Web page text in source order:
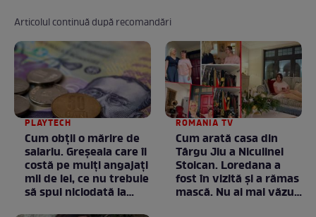
Articolul continuă după recomandări
PLAYTECH
Cum obții o mărire de
salariu. Greșeala care îi
costă pe mulți angajați
mii de lei, ce nu trebuie
să spui niciodată la
ROMANIA TV
Cum arată casa din
Târgu Jiu a Niculinei
Stoican. Loredana a
fost în vizită și a rămas
mască. Nu ai mai văzut